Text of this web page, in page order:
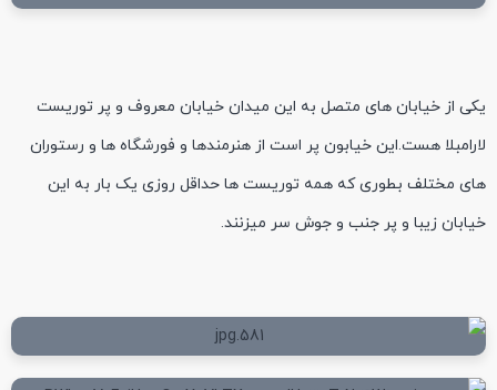
یکی از خیابان های متصل به این میدان خیابان معروف و پر توریست
لارامبلا هست.این خیابون پر است از هنرمندها و فورشگاه ها و رستوران
های مختلف بطوری که همه توریست ها حداقل روزی یک بار به این
خیابان زیبا و پر جنب و جوش سر میزنند.